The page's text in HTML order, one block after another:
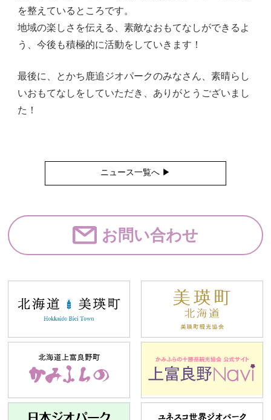
を整えているところです。
地域の楽しさを伝える、素敵なおもてなしができるよ
う、今後も積極的に活動をしていきます！
最後に、とかち鹿追ジオパークのみなさん、素晴らし
いおもてなしをしていただき、ありがとうございまし
た！
ニュース一覧へ ▶︎
お問い合わせ